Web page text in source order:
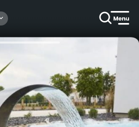
Séjour bien-être - Hôtel Les Pages